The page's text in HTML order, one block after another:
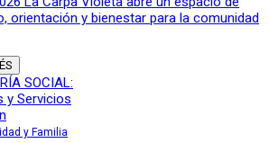
orientación y bienestar para la comunidad
SOCIAL:
y Servicios
y Familia